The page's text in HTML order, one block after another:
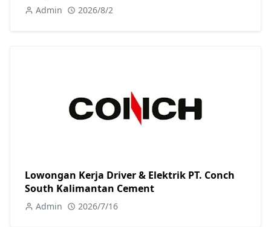
Admin 2026/8/2
Lowongan Kerja Driver & Elektrik PT. Conch
South Kalimantan Cement
Admin 2026/7/16